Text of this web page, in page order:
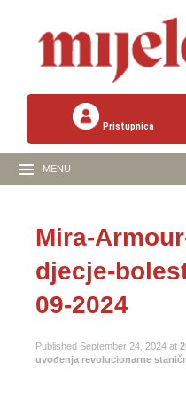
Pristupnica
MENU
Mira-
djecje-
09-2024
Published September 24, 2024 at
uvođenja revolucionarne